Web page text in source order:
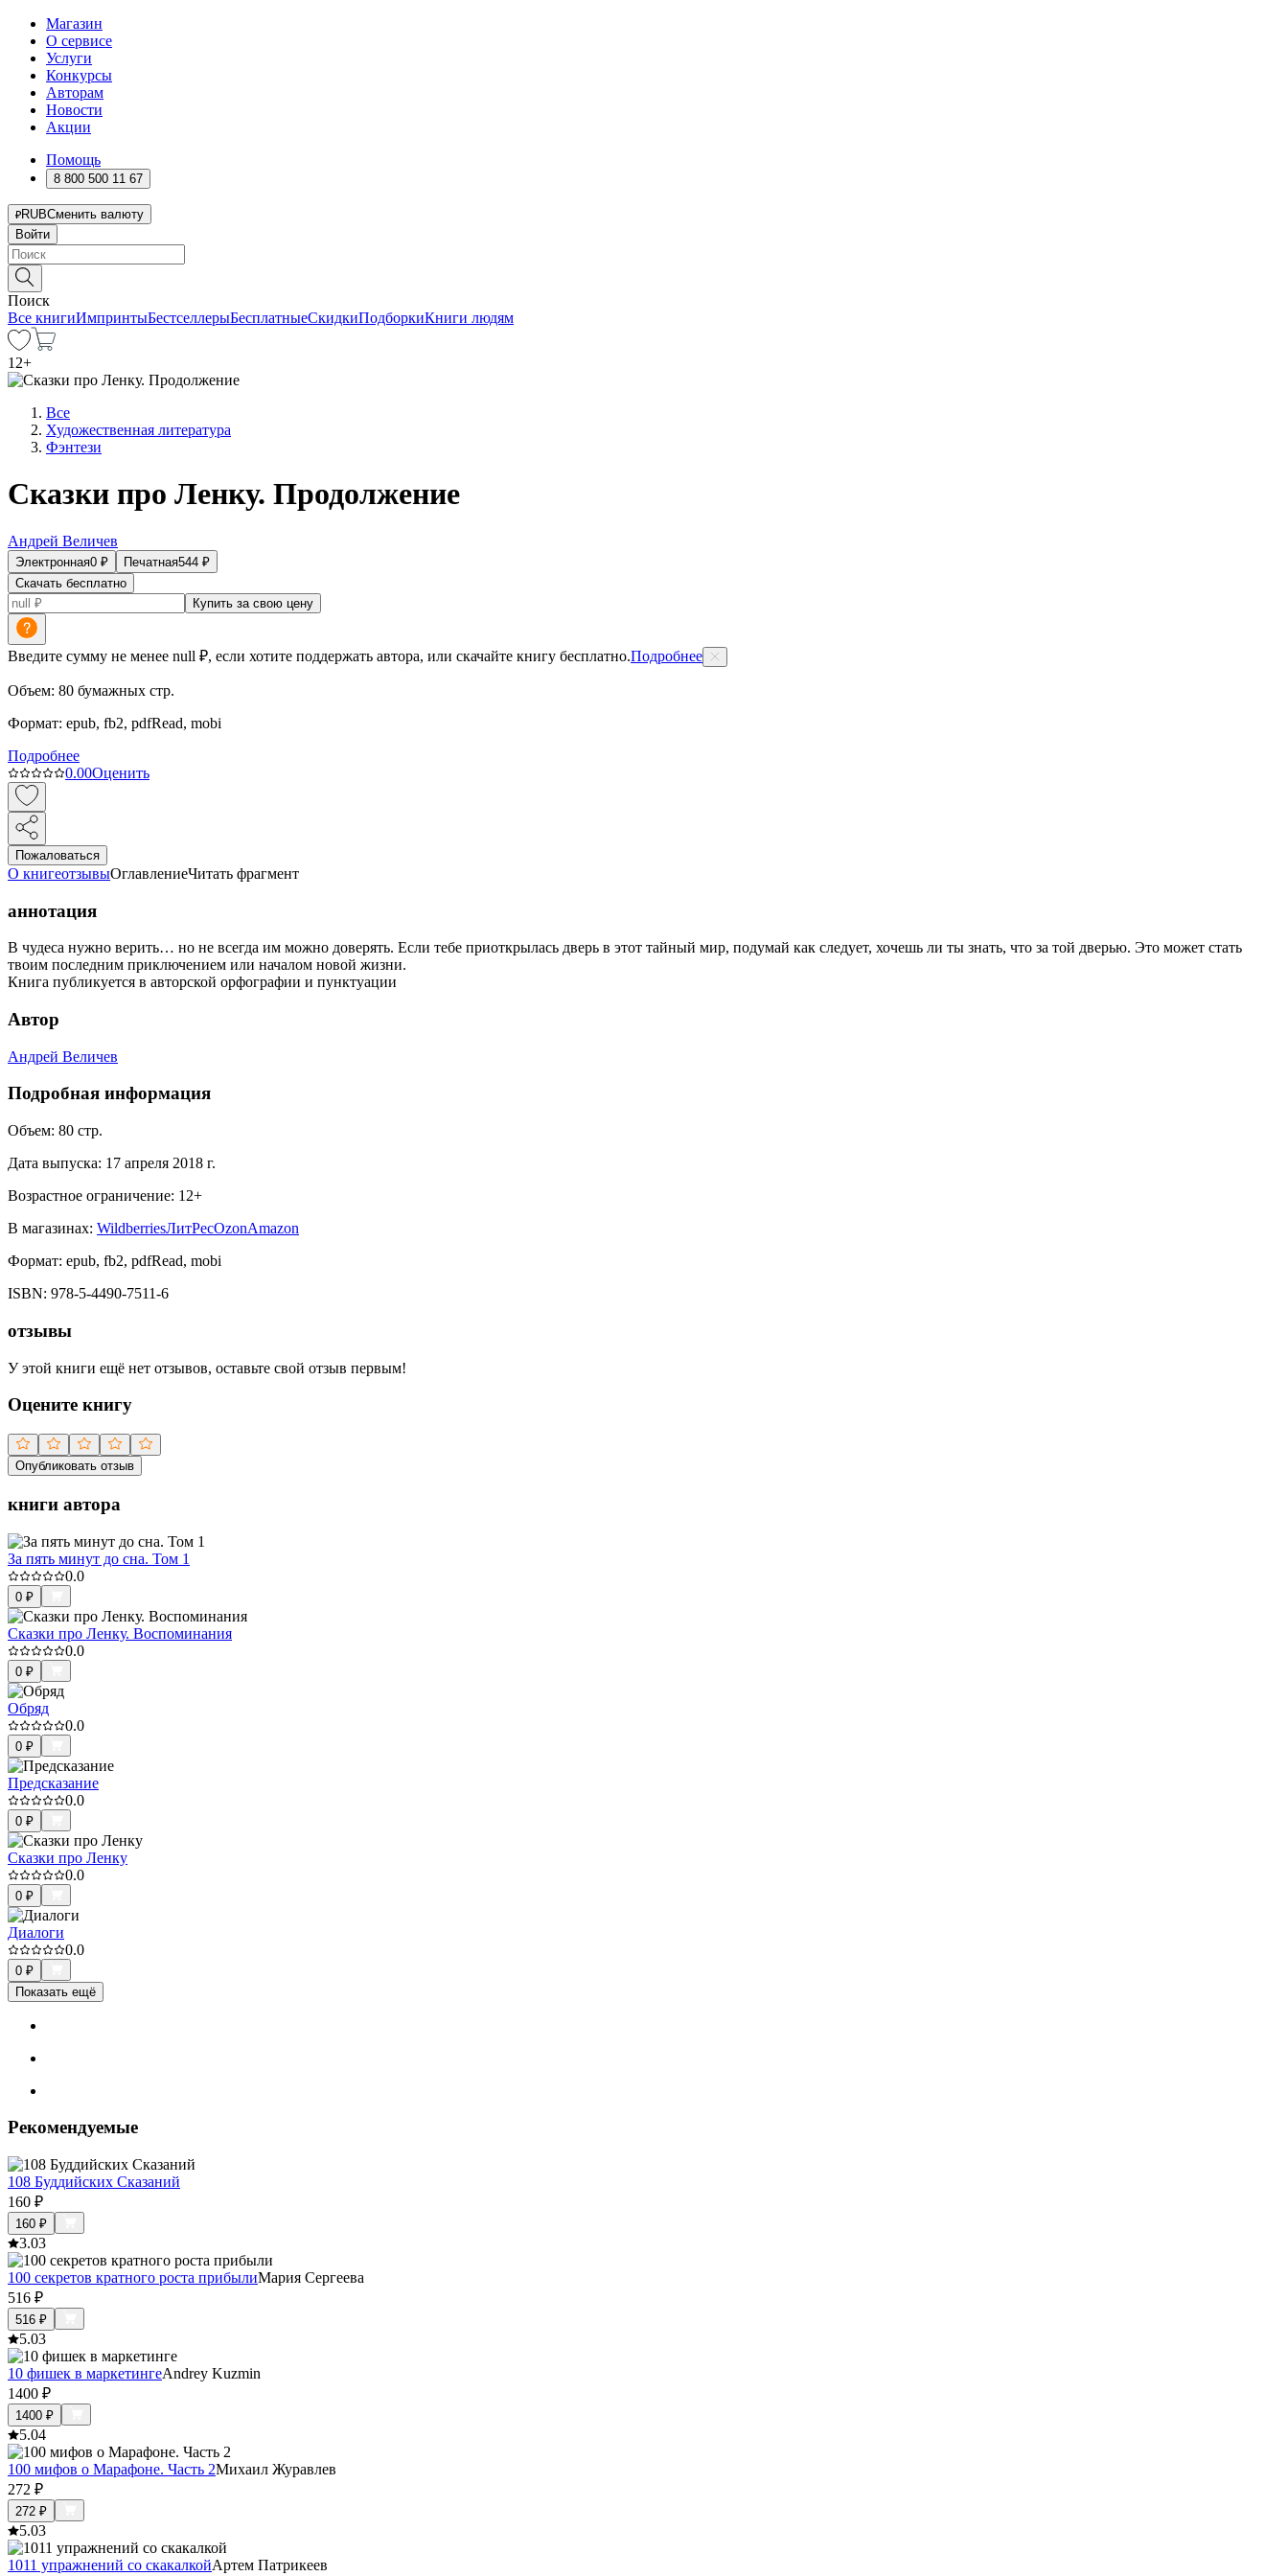
Магазин
О сервисе
Услуги
Конкурсы
Авторам
Новости
Акции
Помощь
8 800 500 11 67
RUBСменить валюту
Войти
Поиск
Все книгиИмпринтыБестселлерыБесплатныеСкидкиПодборкиКниги людям
12+
Все
Художественная литература
Фэнтези
Сказки про Ленку. Продолжение
Андрей Величев
Электронная0 ₽ Печатная544 ₽
Скачать бесплатно
Купить за свою цену
Введите сумму не менее null ₽, если хотите поддержать автора, или скачайте книгу бесплатно.Подробнее
Объем: 80 бумажных стр.
Формат: epub, fb2, pdfRead, mobi
Подробнее
0.00Оценить
Пожаловаться
О книгеотзывыОглавлениеЧитать фрагмент
аннотация
В чудеса нужно верить… но не всегда им можно доверять. Если тебе приоткрылась дверь в этот тайный мир, подумай как следует, хочешь ли ты знать, что за той дверью. Это может стать
твоим последним приключением или началом новой жизни.
Книга публикуется в авторской орфографии и пунктуации
Автор
Андрей Величев
Подробная информация
Объем: 80 стр.
Дата выпуска: 17 апреля 2018 г.
Возрастное ограничение: 12+
В магазинах: WildberriesЛитРесOzonAmazon
Формат: epub, fb2, pdfRead, mobi
ISBN: 978-5-4490-7511-6
отзывы
У этой книги ещё нет отзывов, оставьте свой отзыв первым!
Оцените книгу
Опубликовать отзыв
книги автора
За пять минут до сна. Том 1
0.0
0 ₽
Сказки про Ленку. Воспоминания
0.0
0 ₽
Обряд
0.0
0 ₽
Предсказание
0.0
0 ₽
Сказки про Ленку
0.0
0 ₽
Диалоги
0.0
0 ₽
Показать ещё
Рекомендуемые
108 Буддийских Сказаний
160 ₽
160 ₽
3.03
100 секретов кратного роста прибылиМария Сергеева
516 ₽
516 ₽
5.03
10 фишек в маркетингеAndrey Kuzmin
1400 ₽
1400 ₽
5.04
100 мифов о Марафоне. Часть 2Михаил Журавлев
272 ₽
272 ₽
5.03
1011 упражнений со скакалкойАртем Патрикеев